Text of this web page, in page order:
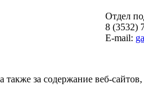
Отдел
8 (3532)
E-mail:
за содержание веб-